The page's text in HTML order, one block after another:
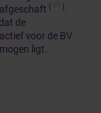
( )
de
voor de BV
ligt.